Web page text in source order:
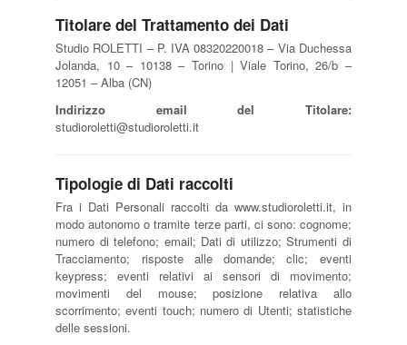
Titolare del Trattamento dei Dati
Studio ROLETTI – P. IVA 08320220018 – Via Duchessa
Jolanda, 10 – 10138 – Torino | Viale Torino, 26/b –
12051 – Alba (CN)
Indirizzo email del Titolare:
studioroletti@studioroletti.it
Tipologie di Dati raccolti
Fra i Dati Personali raccolti da www.studioroletti.it, in
modo autonomo o tramite terze parti, ci sono: cognome;
numero di telefono; email; Dati di utilizzo; Strumenti di
Tracciamento; risposte alle domande; clic; eventi
keypress; eventi relativi ai sensori di movimento;
movimenti del mouse; posizione relativa allo
scorrimento; eventi touch; numero di Utenti; statistiche
delle sessioni.